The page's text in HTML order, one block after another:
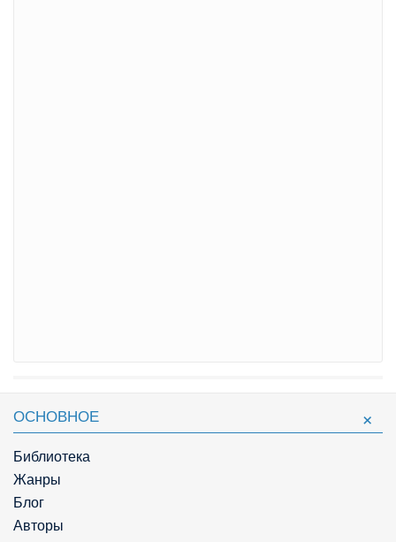
ОСНОВНОЕ
Библиотека
Жанры
Блог
Авторы